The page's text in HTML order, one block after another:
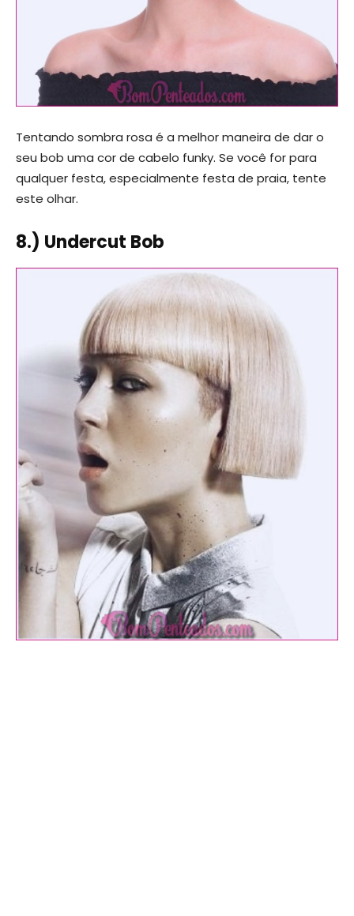
Tentando sombra rosa é a melhor maneira de dar o
seu bob uma cor de cabelo funky. Se você for para
qualquer festa, especialmente festa de praia, tente
este olhar.
8.) Undercut Bob